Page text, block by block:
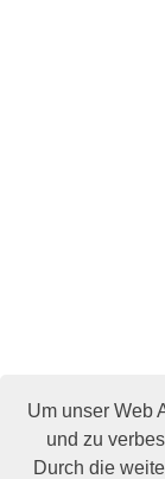
Um unser Web
und zu
Durch die